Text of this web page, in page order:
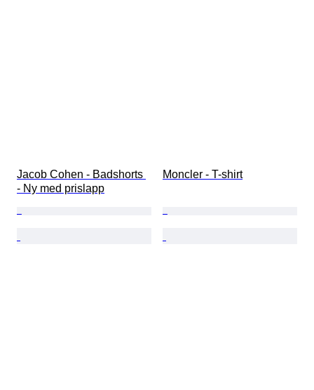
Jacob Cohen - Badshorts
- Ny med prislapp
Moncler - T-shirt